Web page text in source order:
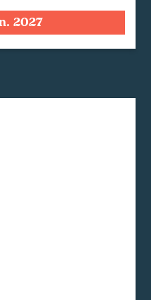
2027